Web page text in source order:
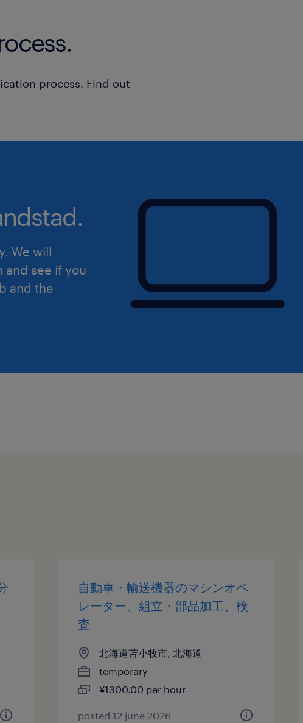
process. Find out
We will
and see if you
and the
自動車・輸送機器のマシンオペ
レーター、組立・部品加工、検
査
北海道苫小牧市, 北海道
temporary
¥1300.00 per hour
posted 12 june 2026